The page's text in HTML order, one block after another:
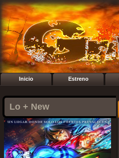
Inicio Estreno
Lo + New